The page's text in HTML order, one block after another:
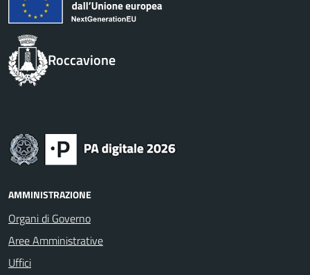
Roccavione
AMMINISTRAZIONE
Organi di Governo
Aree Amministrative
Uffici